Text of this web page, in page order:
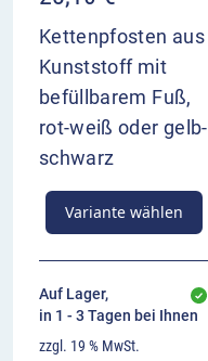
Kettenpfosten aus
Kunststoff mit
befüllbarem Fuß,
rot-weiß oder gelb-
schwarz
Variante wählen
Auf Lager,
in 1 - 3 Tagen bei Ihnen
zzgl. 19 % MwSt.